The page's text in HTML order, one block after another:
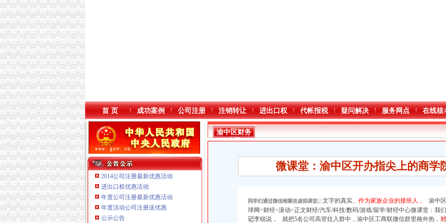
首 页 成功案例 公司注册 注销转让 进出口权 代帐报税 疑问解决 服务网点 在线核
2014公司注册最新优惠活动
进出口权优惠活动
年度公司注册最新优惠活动
年度活动公司注册送优惠
公示公告
重庆海谛升进出口贸易有限公司 渝北100万 （进出口权）
渝中区财务
公司
微课堂：渝中区开办指尖上的商学
同学们通过微信相聚在虚拟课堂。 文字的真实、 作为家族企业的接班人，
渝中
球网>财经>滚动>正文财经/汽车/科技/数码/游戏/留学/财经中心微课堂：我
记李锐说， 就把5名公司高管拉入群中，渝中区工商联微信群里格外热，